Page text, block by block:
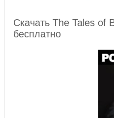
Скачать The Tales of
бесплатно